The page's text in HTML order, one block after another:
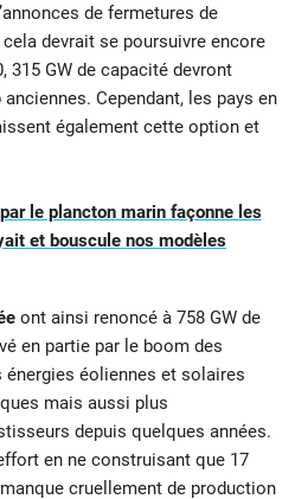
de fermetures de
devrait se poursuivre encore
315 GW de capacité devront
Cependant, les pays en
également cette option et
le plancton marin façonne les
et bouscule nos modèles
ont ainsi renoncé à 758 GW de
en partie par le boom des
énergies éoliennes et solaires
mais aussi plus
depuis quelques années.
en ne construisant que 17
cruellement de production